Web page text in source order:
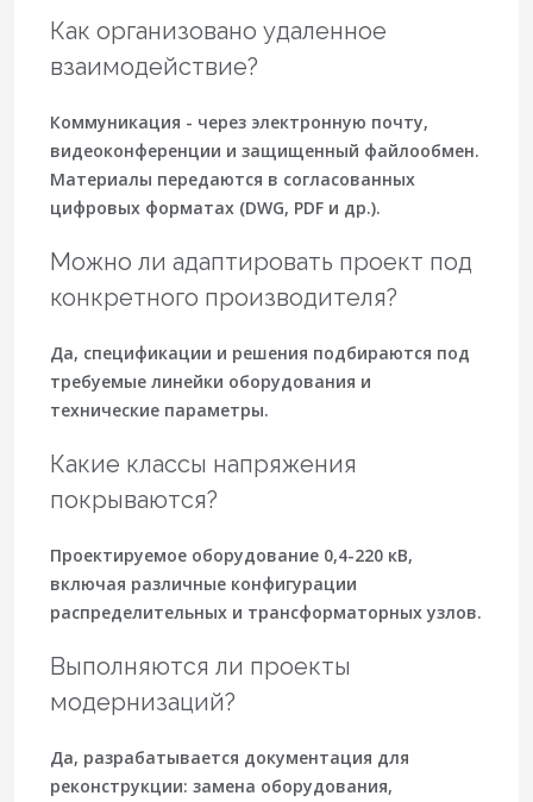
Как организовано удаленное
взаимодействие?
Коммуникация - через электронную почту,
видеоконференции и защищенный файлообмен.
Материалы передаются в согласованных
цифровых форматах (DWG, PDF и др.).
Можно ли адаптировать проект под
конкретного производителя?
Да, спецификации и решения подбираются под
требуемые линейки оборудования и
технические параметры.
Какие классы напряжения
покрываются?
Проектируемое оборудование 0,4-220 кВ,
включая различные конфигурации
распределительных и трансформаторных узлов.
Выполняются ли проекты
модернизаций?
Да, разрабатывается документация для
реконструкции: замена оборудования,